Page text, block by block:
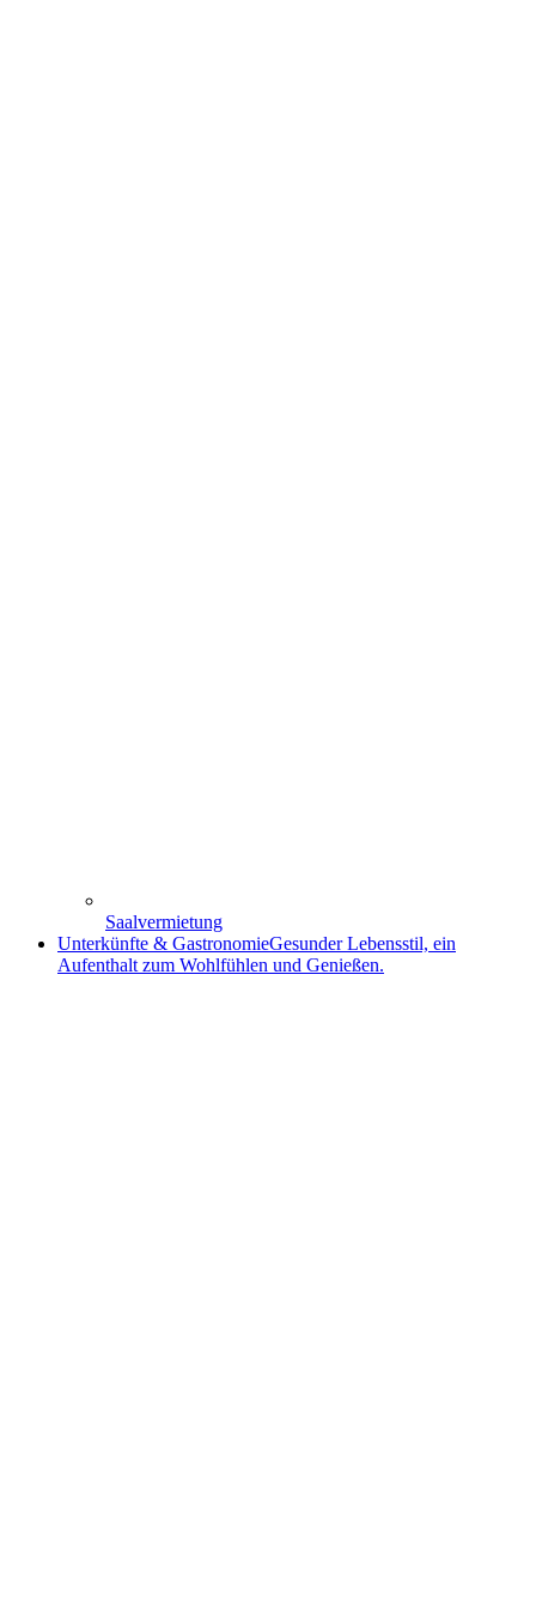
Saalvermietung
Unterkünfte & GastronomieGesunder Lebensstil, ein
Aufenthalt zum Wohlfühlen und Genießen.